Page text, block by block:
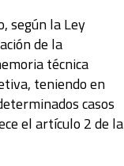
según la Ley
de la
técnica
teniendo en
casos
el artículo 2 de la